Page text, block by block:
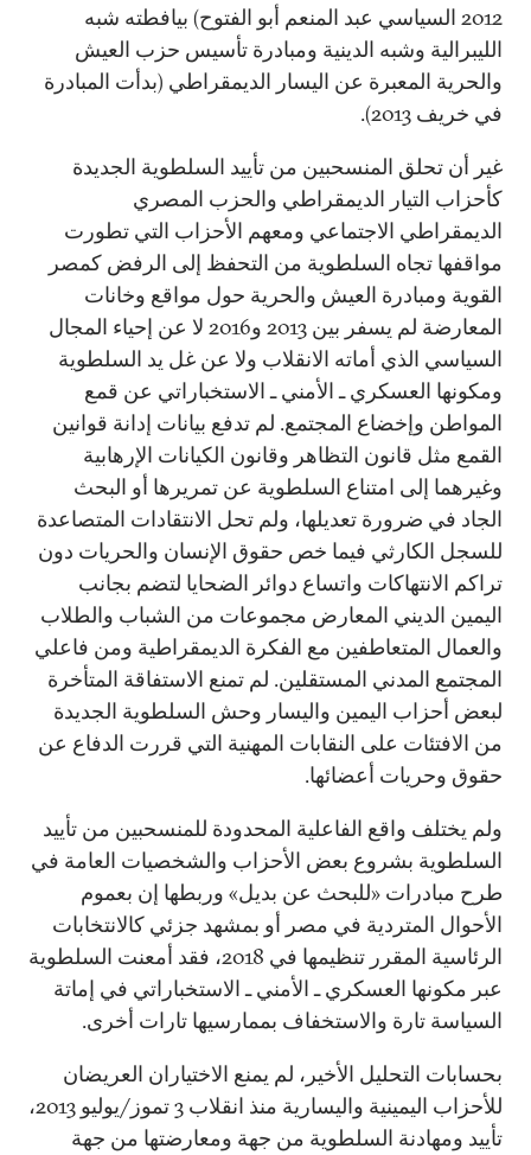
2012 السياسي عبد المنعم أبو الفتوح) بيافطته شبه
الليبرالية وشبه الدينية ومبادرة تأسيس حزب العيش
والحرية المعبرة عن اليسار الديمقراطي (بدأت المبادرة
في خريف 2013).
غير أن تحلق المنسحبين من تأييد السلطوية الجديدة
كأحزاب التيار الديمقراطي والحزب المصري
الديمقراطي الاجتماعي ومعهم الأحزاب التي تطورت
مواقفها تجاه السلطوية من التحفظ إلى الرفض كمصر
القوية ومبادرة العيش والحرية حول مواقع وخانات
المعارضة لم يسفر بين 2013 و2016 لا عن إحياء المجال
السياسي الذي أماته الانقلاب ولا عن غل يد السلطوية
ومكونها العسكري ـ الأمني ـ الاستخباراتي عن قمع
المواطن وإخضاع المجتمع. لم تدفع بيانات إدانة قوانين
القمع مثل قانون التظاهر وقانون الكيانات الإرهابية
وغيرهما إلى امتناع السلطوية عن تمريرها أو البحث
الجاد في ضرورة تعديلها، ولم تحل الانتقادات المتصاعدة
للسجل الكارثي فيما خص حقوق الإنسان والحريات دون
تراكم الانتهاكات واتساع دوائر الضحايا لتضم بجانب
اليمين الديني المعارض مجموعات من الشباب والطلاب
والعمال المتعاطفين مع الفكرة الديمقراطية ومن فاعلي
المجتمع المدني المستقلين. لم تمنع الاستفاقة المتأخرة
لبعض أحزاب اليمين واليسار وحش السلطوية الجديدة
من الافتئات على النقابات المهنية التي قررت الدفاع عن
حقوق وحريات أعضائها.
ولم يختلف واقع الفاعلية المحدودة للمنسحبين من تأييد
السلطوية بشروع بعض الأحزاب والشخصيات العامة في
طرح مبادرات «للبحث عن بديل» وربطها إن بعموم
الأحوال المتردية في مصر أو بمشهد جزئي كالانتخابات
الرئاسية المقرر تنظيمها في 2018، فقد أمعنت السلطوية
عبر مكونها العسكري ـ الأمني ـ الاستخباراتي في إماتة
السياسة تارة والاستخفاف بممارسيها تارات أخرى.
بحسابات التحليل الأخير، لم يمنع الاختياران العريضان
للأحزاب اليمينية واليسارية منذ انقلاب 3 تموز/يوليو 2013،
تأييد ومهادنة السلطوية من جهة ومعارضتها من جهة